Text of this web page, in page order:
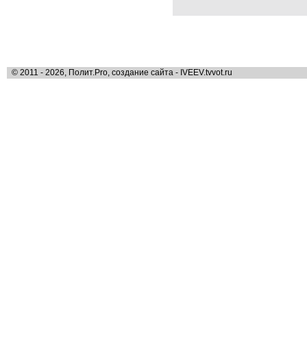
© 2011 - 2026, Полит.Pro, создание сайта - IVEEV.tvvot.ru